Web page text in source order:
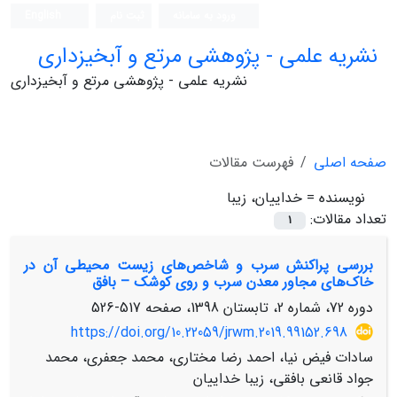
نشریه علمی - پژوهشی مرتع و آبخیزداری
نشریه علمی - پژوهشی مرتع و آبخیزداری
صفحه اصلی
فهرست مقالات
نویسنده = خداییان، زیبا
تعداد مقالات:
1
بررسی پراکنش سرب و شاخص‌های زیست محیطی آن در
خاک‌های مجاور معدن سرب و روی کوشک – بافق
دوره 72، شماره 2، تابستان 1398، صفحه
517-526
https://doi.org/10.22059/jrwm.2019.99152.698
سادات فیض نیا، احمد رضا مختاری، محمد جعفری، محمد
جواد قانعی بافقی، زیبا خداییان